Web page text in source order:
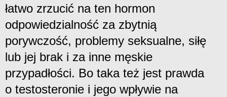
łatwo zrzucić na ten hormon
odpowiedzialność za zbytnią
porywczość, problemy seksualne, siłę
lub jej brak i za inne męskie
przypadłości. Bo taka też jest prawda
o testosteronie i jego wpływie na